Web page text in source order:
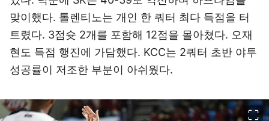
맞이했다. 톨렌티노는 개인 한 쿼터 최다 득점을 터
트렸다. 3점슛 2개를 포함해 12점을 몰아쳤다. 오재
현도 득점 행진에 가담했다. KCC는 2쿼터 초반 야투
성공률이 저조한 부분이 아쉬웠다.